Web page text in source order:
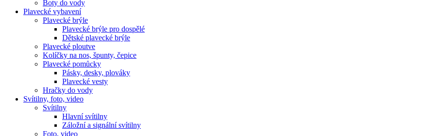
Boty do vody
Plavecké vybavení
Plavecké brýle
Plavecké brýle pro dospělé
Dětské plavecké brýle
Plavecké ploutve
Kolíčky na nos, špunty, čepice
Plavecké pomůcky
Pásky, desky, plováky
Plavecké vesty
Hračky do vody
Svítilny, foto, video
Svítilny
Hlavní svítilny
Záložní a signální svítilny
Foto, video